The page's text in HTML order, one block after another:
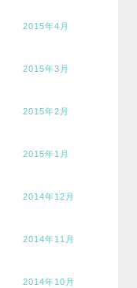
2015年4月
2015年3月
2015年2月
2015年1月
2014年12月
2014年11月
2014年10月